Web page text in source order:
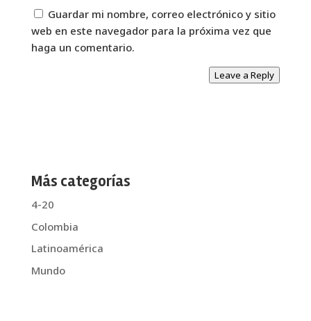
Guardar mi nombre, correo electrónico y sitio
web en este navegador para la próxima vez que
haga un comentario.
Leave a Reply
Más categorías
4-20
Colombia
Latinoamérica
Mundo